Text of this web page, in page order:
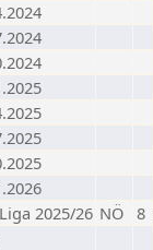
2025/26 NÖ 8